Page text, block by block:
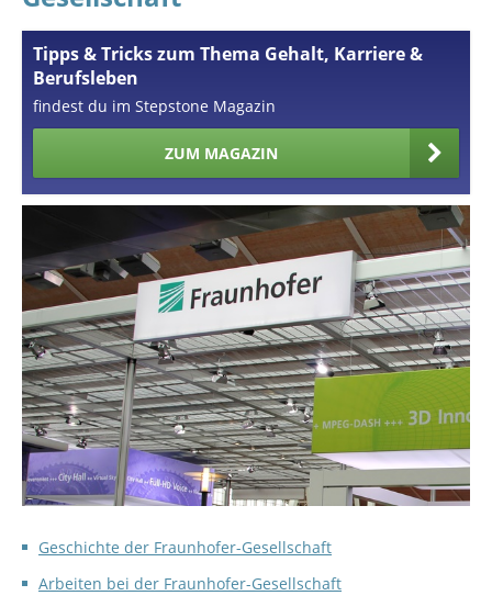
Tipps & Tricks zum Thema Gehalt, Karriere &
Berufsleben
findest du im Stepstone Magazin
ZUM MAGAZIN
Geschichte der Fraunhofer-Gesellschaft
Arbeiten bei der Fraunhofer-Gesellschaft